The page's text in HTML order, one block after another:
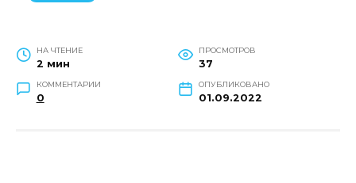
НА ЧТЕНИЕ
2 мин
ПРОСМОТРОВ
37
КОММЕНТАРИИ
0
ОПУБЛИКОВАНО
01.09.2022